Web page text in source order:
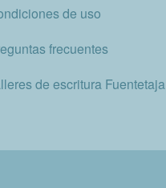
de uso
frecuentes
de escritura Fuentetaja